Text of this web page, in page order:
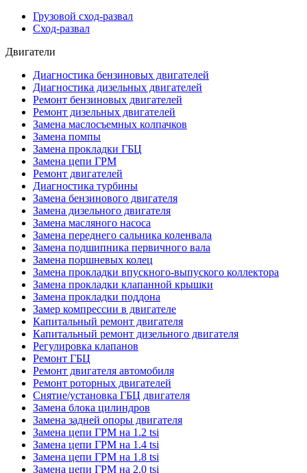
Грузовой сход-развал
Сход-развал
Двигатели
Диагностика бензиновых двигателей
Диагностика дизельных двигателей
Ремонт бензиновых двигателей
Ремонт дизельных двигателей
Замена маслосъемных колпачков
Замена помпы
Замена прокладки ГБЦ
Замена цепи ГРМ
Ремонт двигателей
Диагностика турбины
Замена бензинового двигателя
Замена дизельного двигателя
Замена масляного насоса
Замена переднего сальника коленвала
Замена подшипника первичного вала
Замена поршневых колец
Замена прокладки впускного-выпуского коллектора
Замена прокладки клапанной крышки
Замена прокладки поддона
Замер компрессии в двигателе
Капитальный ремонт двигателя
Капитальный ремонт дизельного двигателя
Регулировка клапанов
Ремонт ГБЦ
Ремонт двигателя автомобиля
Ремонт роторных двигателей
Снятие/установка ГБЦ двигателя
Замена блока цилиндров
Замена задней опоры двигателя
Замена цепи ГРМ на 1.2 tsi
Замена цепи ГРМ на 1.4 tsi
Замена цепи ГРМ на 1.8 tsi
Замена цепи ГРМ на 2.0 tsi